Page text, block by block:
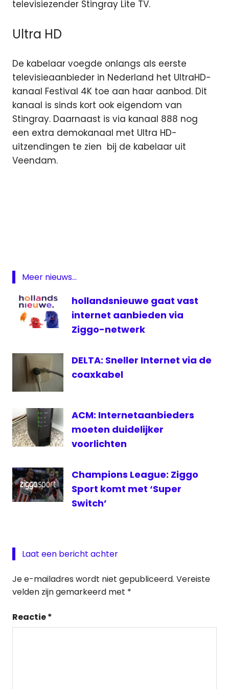
televisiezender Stingray Lite TV.
Ultra HD
De kabelaar voegde onlangs als eerste
televisieaanbieder in Nederland het UltraHD-
kanaal Festival 4K toe aan haar aanbod. Dit
kanaal is sinds kort ook eigendom van
Stingray. Daarnaast is via kanaal 888 nog
een extra demokanaal met Ultra HD-
uitzendingen te zien bij de kabelaar uit
Veendam.
SKV
Veendam
snelheid
HD
Veendam
Meer nieuws...
hollandsnieuwe gaat vast
internet aanbieden via
Ziggo-netwerk
DELTA: Sneller Internet via de
coaxkabel
ACM: Internetaanbieders
moeten duidelijker
voorlichten
Champions League: Ziggo
Sport komt met ‘Super
Switch’
Laat een bericht achter
Je e-mailadres wordt niet gepubliceerd. Vereiste
velden zijn gemarkeerd met *
Reactie*